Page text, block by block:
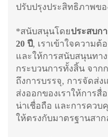
ปรับปรุงประสิทธิภาพขอ
*สนับสนุนโดยประสบก
20 ปี, เราเข้าใจความต้
และให้การสนับสนุนทา
กระบวนการทั้งสิ้น จาก
ถึงการบรรจุ, การจัดส่
ส่งออกของเราให้การสื่
น่าเชื่อถือ และการคว
ให้ตรงกับมาตรฐานสาก